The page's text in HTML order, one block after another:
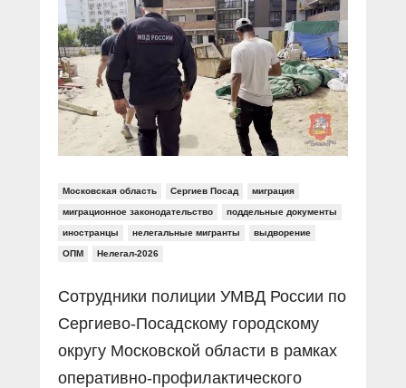
Социальные ролики
Документальные фильмы
Прямой разговор
В знании сила
Специальный репортаж
КиберПОСТОВОЙ
Газета «Щит и меч»
Журнал «Полиция России»
О ПОРТАЛЕ
Контакты
Вакансии
Московская область Сергиев Посад миграция
миграционное законодательство поддельные документы
иностранцы нелегальные мигранты выдворение
ОПМ Нелегал-2026
Сотрудники полиции УМВД России по
Сергиево-Посадскому городскому
округу Московской области в рамках
оперативно-профилактического